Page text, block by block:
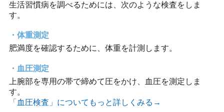
生活習慣病を調べるためには、次のような検査をしま
す。
体重測定
肥満度を確認するために、体重を計測します。
血圧測定
上腕部を専用の帯で締めて圧をかけ、血圧を測定しま
す。
「血圧検査」についてもっと詳しくみる→